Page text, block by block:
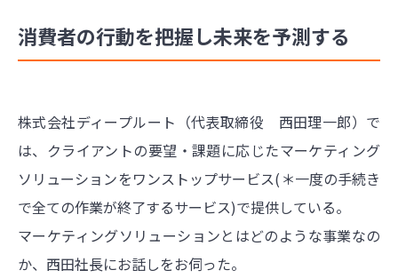
消費者の行動を把握し未来を予測する
株式会社ディープルート（代表取締役 西田理一郎）で
は、クライアントの要望・課題に応じたマーケティング
ソリューションをワンストップサービス(＊一度の手続き
で全ての作業が終了するサービス)で提供している。
マーケティングソリューションとはどのような事業なの
か、西田社長にお話しをお伺った。